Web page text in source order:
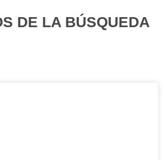
DE LA BÚSQUEDA